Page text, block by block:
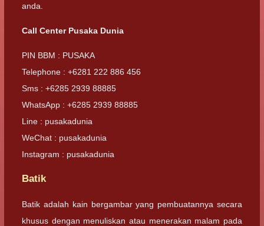
anda.
Call Center Pusaka Dunia
PIN BBM : PUSAKA
Telephone : +6281 222 886 456
Sms : +6285 2939 88885
WhatsApp : +6285 2939 88885
Line : pusakadunia
WeChat : pusakadunia
Instagram : pusakadunia
Batik
Batik adalah kain bergambar yang pembuatannya secara
khusus dengan menuliskan atau menerakan malam pada